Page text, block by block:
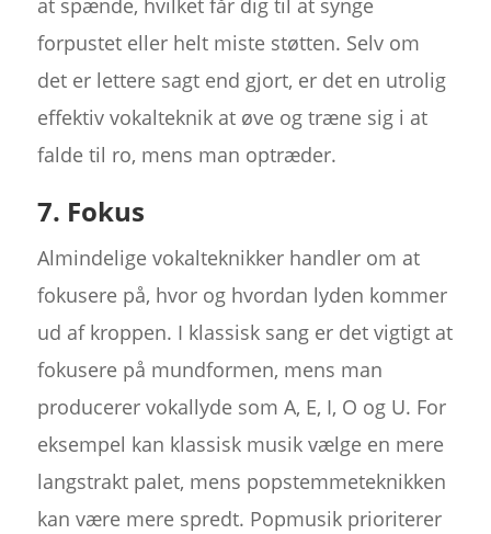
at spænde, hvilket får dig til at synge
forpustet eller helt miste støtten. Selv om
det er lettere sagt end gjort, er det en utrolig
effektiv vokalteknik at øve og træne sig i at
falde til ro, mens man optræder.
7. Fokus
Almindelige vokalteknikker handler om at
fokusere på, hvor og hvordan lyden kommer
ud af kroppen. I klassisk sang er det vigtigt at
fokusere på mundformen, mens man
producerer vokallyde som A, E, I, O og U. For
eksempel kan klassisk musik vælge en mere
langstrakt palet, mens popstemmeteknikken
kan være mere spredt. Popmusik prioriterer